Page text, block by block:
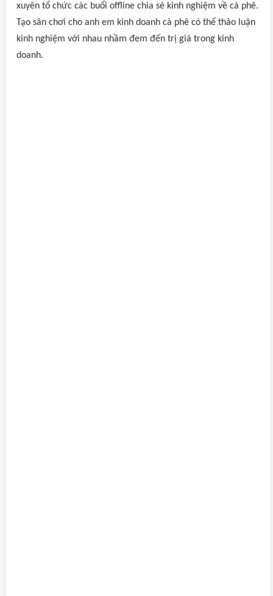
xuyên tổ chức các buổi offline chia sẻ kinh nghiệm về cà phê.
Tạo sân chơi cho anh em kinh doanh cà phê có thể thảo luận
kinh nghiệm với nhau nhầm đem đến trị giá trong kinh
doanh.